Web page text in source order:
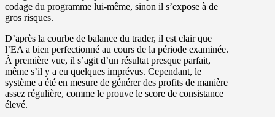
codage du programme lui-même, sinon il s’expose à de
gros risques.
D’après la courbe de balance du trader, il est clair que
l’EA a bien perfectionné au cours de la période examinée.
À première vue, il s’agit d’un résultat presque parfait,
même s’il y a eu quelques imprévus. Cependant, le
système a été en mesure de générer des profits de manière
assez régulière, comme le prouve le score de consistance
élevé.